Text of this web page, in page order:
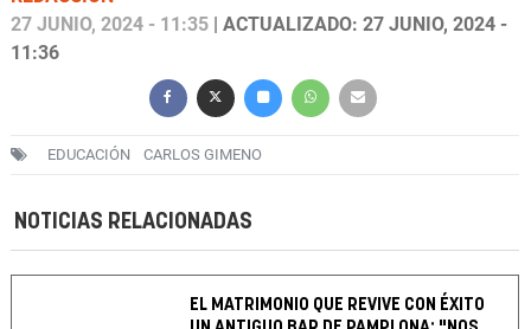
27 JUNIO, 2024 - 11:35 | ACTUALIZADO: 27 JUNIO, 2024 -
11:36
EDUCACIÓN CARLOS GIMENO
NOTICIAS RELACIONADAS
EL MATRIMONIO QUE REVIVE CON ÉXITO